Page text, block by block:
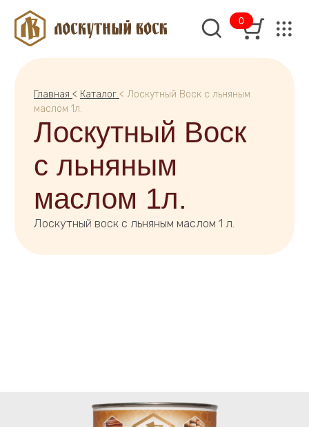
Главная
Лоскутный Воск
с льняным
маслом 1л.
Лоскутный воск с льняным маслом 1 л.